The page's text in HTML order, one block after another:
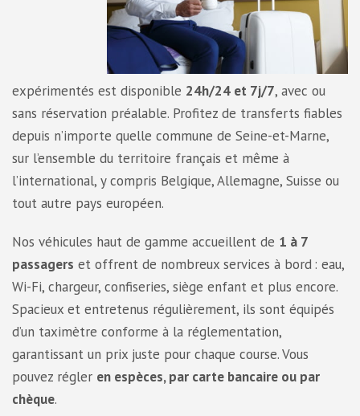
expérimentés est disponible 24h/24 et 7j/7, avec ou
sans réservation préalable. Profitez de transferts fiables
depuis n’importe quelle commune de Seine-et-Marne,
sur l’ensemble du territoire français et même à
l’international, y compris Belgique, Allemagne, Suisse ou
tout autre pays européen.
Nos véhicules haut de gamme accueillent de 1 à 7
passagers et offrent de nombreux services à bord : eau,
Wi-Fi, chargeur, confiseries, siège enfant et plus encore.
Spacieux et entretenus régulièrement, ils sont équipés
d’un taximètre conforme à la réglementation,
garantissant un prix juste pour chaque course. Vous
pouvez régler en espèces, par carte bancaire ou par
chèque.